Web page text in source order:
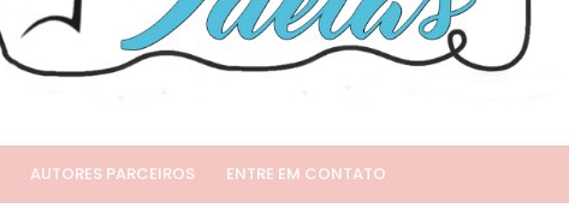
AUTORES PARCEIROS ENTRE EM CONTATO